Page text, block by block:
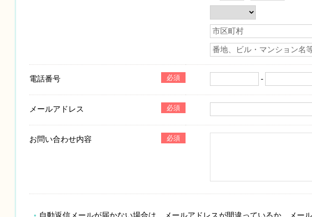
電話番号 必須 -
メールアドレス 必須
お問い合わせ内容 必須
自動返信メールが届かない場合は、メールアドレスが間違っているか、メ